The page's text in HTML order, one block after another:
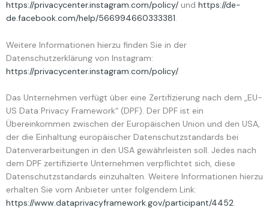
https://privacycenter.instagram.com/policy/ und https://de-
de.facebook.com/help/566994660333381.
Weitere Informationen hierzu finden Sie in der
Datenschutzerklärung von Instagram:
https://privacycenter.instagram.com/policy/.
Das Unternehmen verfügt über eine Zertifizierung nach dem „EU-
US Data Privacy Framework“ (DPF). Der DPF ist ein
Übereinkommen zwischen der Europäischen Union und den USA,
der die Einhaltung europäischer Datenschutzstandards bei
Datenverarbeitungen in den USA gewährleisten soll. Jedes nach
dem DPF zertifizierte Unternehmen verpflichtet sich, diese
Datenschutzstandards einzuhalten. Weitere Informationen hierzu
erhalten Sie vom Anbieter unter folgendem Link:
https://www.dataprivacyframework.gov/participant/4452.